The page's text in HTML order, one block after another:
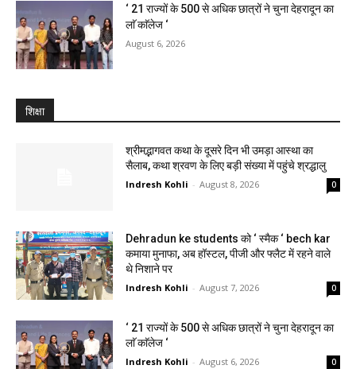
‘ 21 राज्यों के 500 से अधिक छात्रों ने चुना देहरादून का
लाॅ काॅलेज ‘
August 6, 2026
शिक्षा
श्रीमद्भागवत कथा के दूसरे दिन भी उमड़ा आस्था का
सैलाब, कथा श्रवण के लिए बड़ी संख्या में पहुंचे श्रद्धालु
Indresh Kohli - August 8, 2026 0
Dehradun ke students को ‘ स्मैक ‘ bech kar
कमाया मुनाफा, अब हॉस्टल, पीजी और फ्लैट में रहने वाले
थे निशाने पर
Indresh Kohli - August 7, 2026 0
‘ 21 राज्यों के 500 से अधिक छात्रों ने चुना देहरादून का
लाॅ काॅलेज ‘
Indresh Kohli - August 6, 2026 0